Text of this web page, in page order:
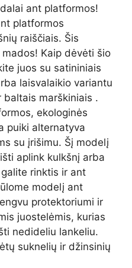
ant platformos!
platformos
raiščiais. Šis
Kaip dėvėti šio
juos su satininiais
laisvalaikio variantu
marškiniais .
ekologinės
puiki alternatyva
su įrišimu. Šį modelį
aplink kulkšnį arba
rinktis ir ant
modelį ant
protektoriumi ir
juostelėmis, kurias
nedideliu lankeliu.
suknelių ir džinsinių